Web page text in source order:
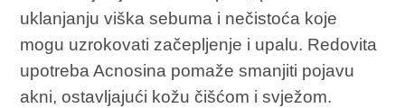
uklanjanju viška sebuma i nečistoća koje
mogu uzrokovati začepljenje i upalu. Redovita
upotreba Acnosina pomaže smanjiti pojavu
akni, ostavljajući kožu čišćom i svježom.